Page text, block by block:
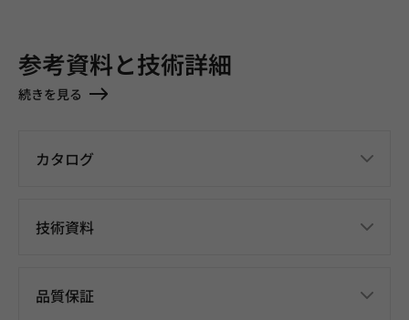
参考資料と技術詳細
続きを見る
カタログ
技術資料
品質保証